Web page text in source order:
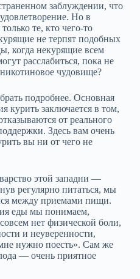
заблуждении, что
Но в
те, кто чего‑то
не терпят подобных
когда некурящие всем
расслабиться, пока не
чудовище?
подробнее. Основная
курить заключается в том,
от реального
Здесь вам очень
вы ни от чего не
этой западни —
регулярно питаться, мы
между приемами пищи.
еды мы понимаем,
нет физической боли,
и неуверенности,
нужно поесть». Сам же
— очень приятное